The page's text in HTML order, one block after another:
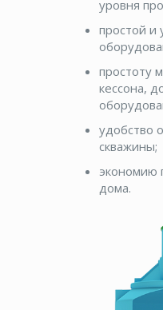
уровня
простой и
простоту
кессона,
удобство
скважины;
экономию
дома.